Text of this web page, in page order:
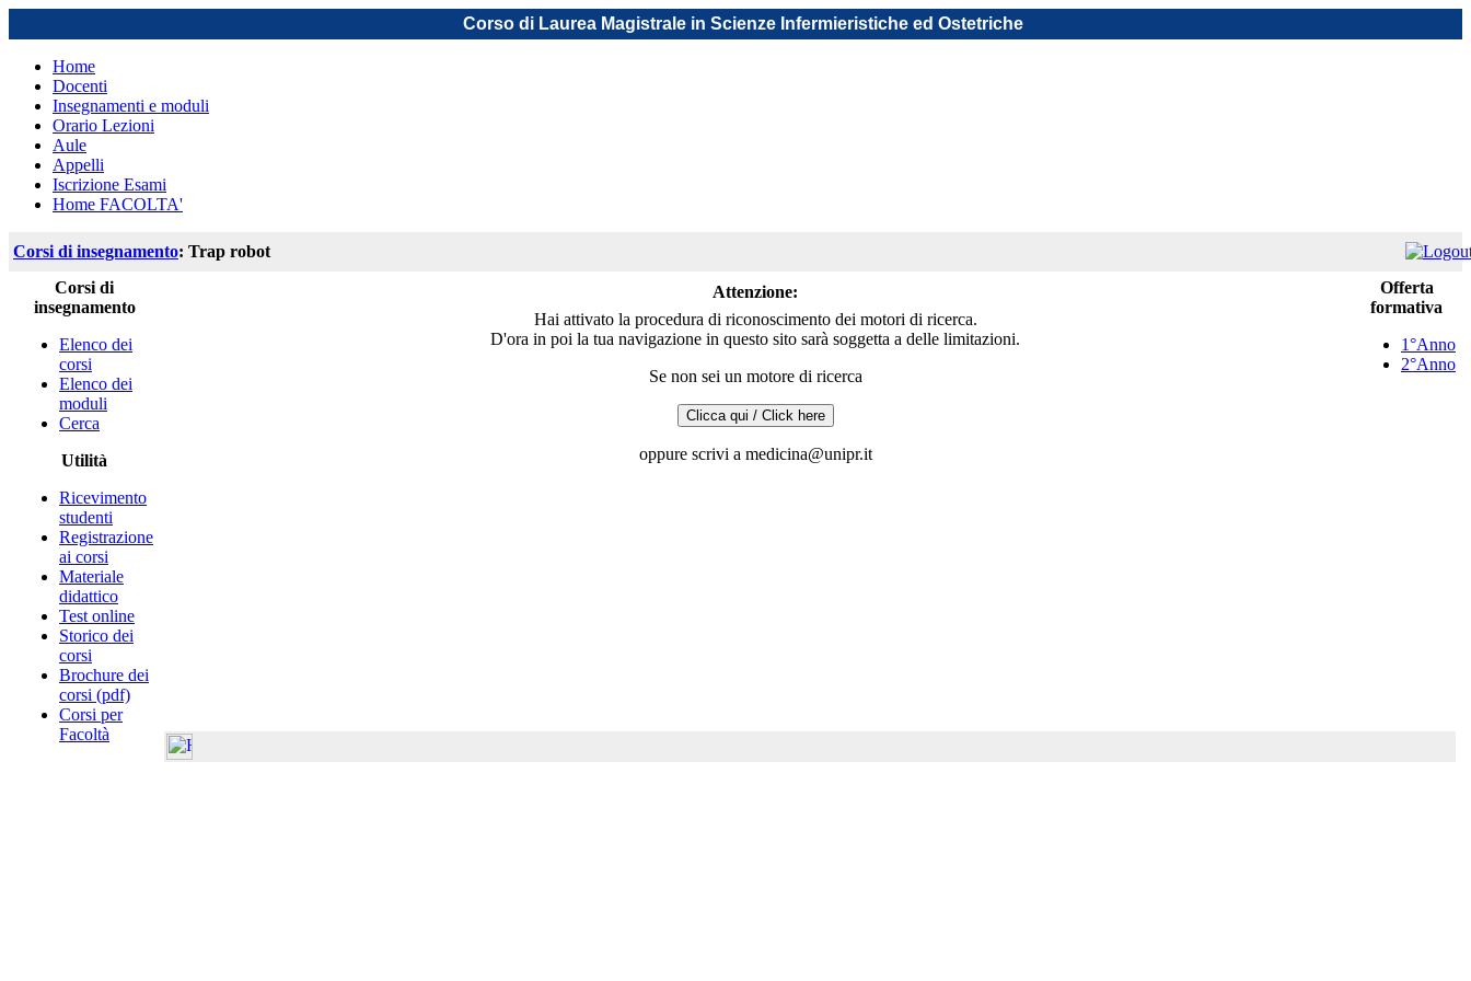
Corso di Laurea Magistrale in Scienze Infermieristiche ed Ostetriche
Home
Docenti
Insegnamenti e moduli
Orario Lezioni
Aule
Appelli
Iscrizione Esami
Home FACOLTA'
Corsi di insegnamento: Trap robot
Corsi di
insegnamento
Elenco dei
corsi
Elenco dei
moduli
Cerca
Utilità
Ricevimento
studenti
Registrazione
ai corsi
Materiale
didattico
Test online
Storico dei
corsi
Brochure dei
corsi (pdf)
Corsi per
Facoltà
Attenzione:
Hai attivato la procedura di riconoscimento dei motori di ricerca.
D'ora in poi la tua navigazione in questo sito sarà soggetta a delle limitazioni.
Se non sei un motore di ricerca
oppure scrivi a medicina@unipr.it
Offerta
formativa
1°Anno
2°Anno